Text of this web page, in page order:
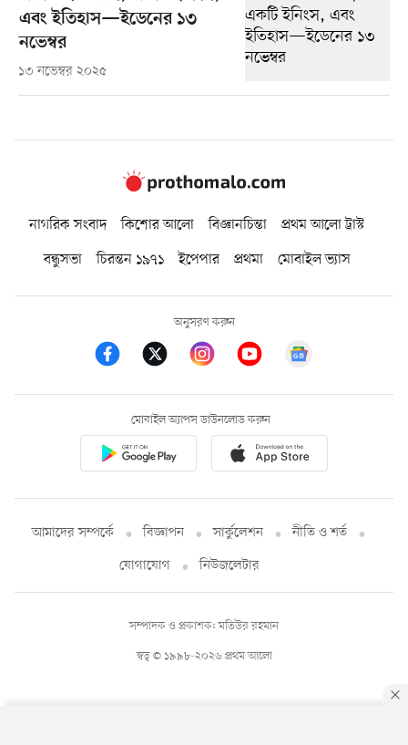
এবং ইতিহাস—ইডেনের ১৩
নভেম্বর
১৩ নভেম্বর ২০২৫
নাগরিক সংবাদ কিশোর আলো বিজ্ঞানচিন্তা
প্রথম আলো ট্রাস্ট
বন্ধুসভা
চিরন্তন ১৯৭১ ইপেপার প্রথমা মোবাইল ভ্যাস
অনুসরণ করুন
মোবাইল অ্যাপস ডাউনলোড করুন
আমাদের সম্পর্কে বিজ্ঞাপন সার্কুলেশন
নীতি ও শর্ত
যোগাযোগ
নিউজলেটার
স্বত্ব © ১৯৯৮-২০২৬ প্রথম আলো
সম্পাদক ও প্রকাশক: মতিউর রহমান